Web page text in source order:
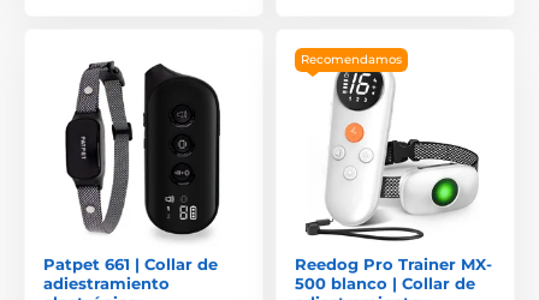
Patpet 661 | Collar de
adiestramiento
Recomendamos
Reedog Pro Trainer MX-
500 blanco | Collar de